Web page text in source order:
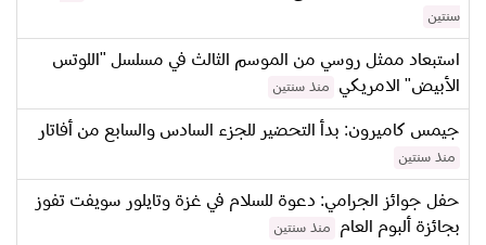
سنتين
استبعاد ممثل روسي من الموسم الثالث في مسلسل "اللوتس
الأبيض" الامريكي
منذ سنتين
جيمس كاميرون: بدأ التحضير للجزء السادس والسابع من أفاتار
منذ سنتين
حفل جوائز الجرامي: دعوة للسلام في غزة وتايلور سويفت تفوز
بجائزة ألبوم العام
منذ سنتين